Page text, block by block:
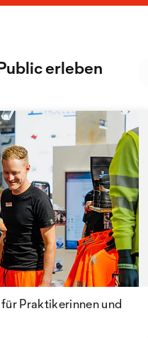
erleben
Praktikerinnen und